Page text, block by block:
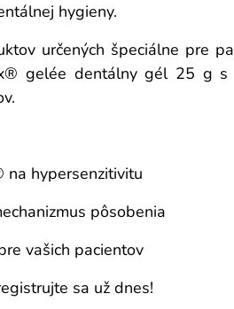
hygieny.
určených špeciálne pre
gelée dentálny gél 25 g s
hypersenzitivitu
pôsobenia
vašich pacientov
sa už dnes!